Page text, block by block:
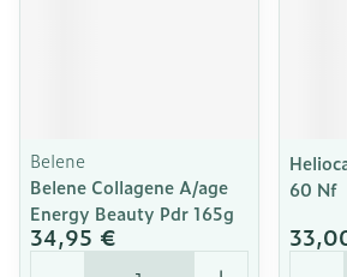
Belene
Belene Collagene A/age
Energy Beauty Pdr 165g
34,95 €
Quantité
60 Nf